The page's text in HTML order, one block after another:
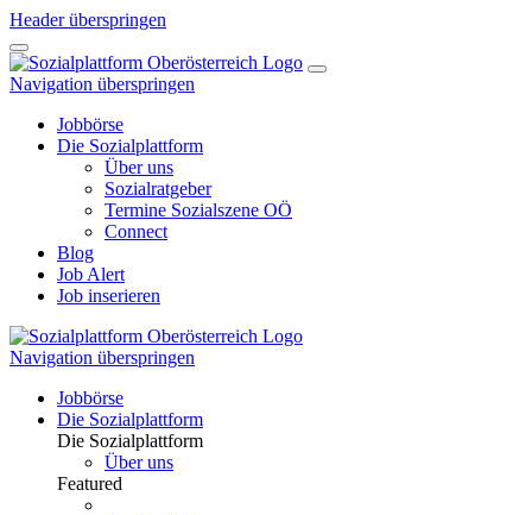
Header überspringen
Navigation überspringen
Jobbörse
Die Sozialplattform
Über uns
Sozialratgeber
Termine Sozialszene OÖ
Connect
Blog
Job Alert
Job inserieren
Navigation überspringen
Jobbörse
Die Sozialplattform
Die Sozialplattform
Über uns
Featured